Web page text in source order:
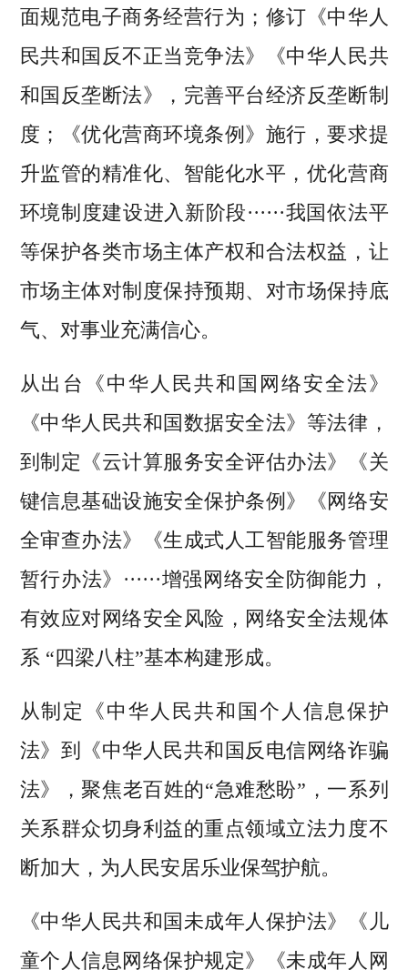
面规范电子商务经营行为；修订《中华人
民共和国反不正当竞争法》《中华人民共
和国反垄断法》，完善平台经济反垄断制
度；《优化营商环境条例》施行，要求提
升监管的精准化、智能化水平，优化营商
环境制度建设进入新阶段······我国依法平
等保护各类市场主体产权和合法权益，让
市场主体对制度保持预期、对市场保持底
气、对事业充满信心。
从出台《中华人民共和国网络安全法》
《中华人民共和国数据安全法》等法律，
到制定《云计算服务安全评估办法》《关
键信息基础设施安全保护条例》《网络安
全审查办法》《生成式人工智能服务管理
暂行办法》······增强网络安全防御能力，
有效应对网络安全风险，网络安全法规体
系 “四梁八柱”基本构建形成。
从制定《中华人民共和国个人信息保护
法》到《中华人民共和国反电信网络诈骗
法》，聚焦老百姓的“急难愁盼”，一系列
关系群众切身利益的重点领域立法力度不
断加大，为人民安居乐业保驾护航。
《中华人民共和国未成年人保护法》《儿
童个人信息网络保护规定》《未成年人网